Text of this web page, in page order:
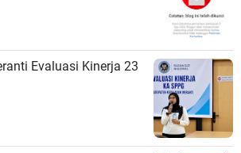
Evaluasi Kinerja 23